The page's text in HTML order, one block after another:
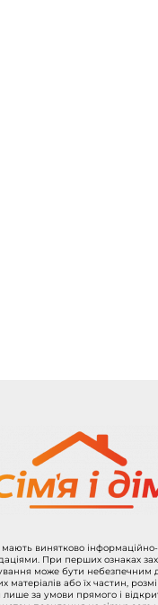
мають винятково
При перших ознаках
може бути небезпечним
або їх частин,
лише за умови прямого і